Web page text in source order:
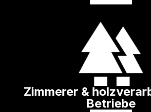
Zimmerer &
Betriebe